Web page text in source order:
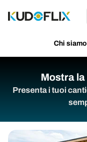
Chi siamo
Mostra
Presenta i tuoi